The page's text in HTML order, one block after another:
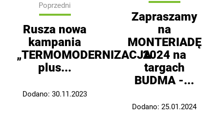
Poprzedni
Rusza nowa
kampania
„TERMOMODERNIZACJA
plus...
Dodano: 30.11.2023
Zapraszamy
na
MONTERIADĘ
2024 na
targach
BUDMA -...
Dodano: 25.01.2024